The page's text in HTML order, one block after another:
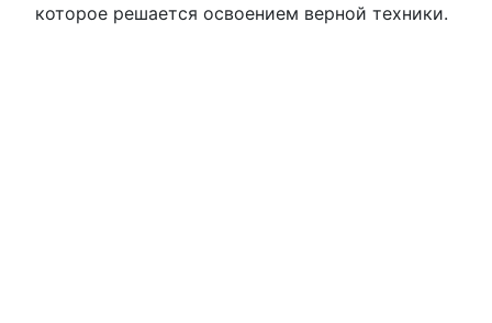
которое решается освоением верной техники.